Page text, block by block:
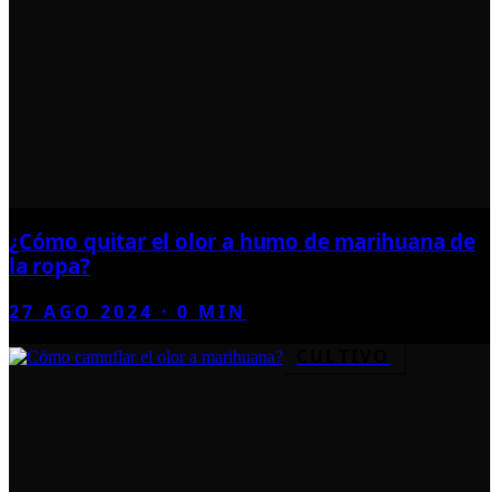
¿Cómo quitar el olor a humo de marihuana de
la ropa?
27 AGO 2024 ·0 MIN